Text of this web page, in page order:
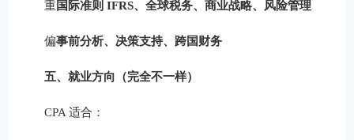
重国际准则 IFRS、全球税务、商业战略、风险管理
偏事前分析、决策支持、跨国财务
五、就业方向（完全不一样）
CPA 适合：